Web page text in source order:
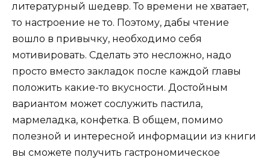
литературный шедевр. То времени не хватает,
то настроение не то. Поэтому, дабы чтение
вошло в привычку, необходимо себя
мотивировать. Сделать это несложно, надо
просто вместо закладок после каждой главы
положить какие-то вкусности. Достойным
вариантом может сослужить пастила,
мармеладка, конфетка. В общем, помимо
полезной и интересной информации из книги
вы сможете получить гастрономическое